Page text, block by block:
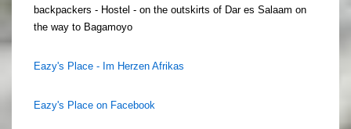
backpackers - Hostel - on the outskirts of Dar es Salaam on
the way to Bagamoyo
Eazy's Place - Im Herzen Afrikas
Eazy's Place on Facebook